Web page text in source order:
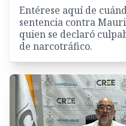
Entérese aquí de
sentencia contra
quien se declaró
de narcotráfico.